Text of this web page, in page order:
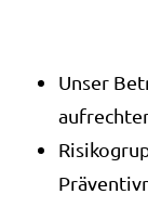
Unser